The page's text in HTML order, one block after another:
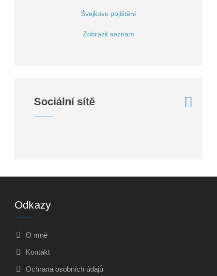
Švejkovo pojištění
Zobrazit seznam
Sociální sítě
Odkazy
O mně
Kontakt
Ochrana osobních údajů